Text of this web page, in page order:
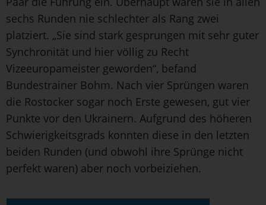
sechs Runden nie schlechter als Rang zwei
platziert. „Sie sind stark gesprungen mit sehr guter
Synchronität und hier völlig zu Recht
Vizeeuropameister geworden“, befand
Bundestrainer Bohm. Nach vier Sprüngen waren
die Rostocker sogar noch Erste gewesen, gut vier
Punkte vor den Ukrainern. Aufgrund des höheren
Schwierigkeitsgrads konnten diese in den letzten
beiden Runden (und obwohl ihre Sprünge nicht
perfekt waren) aber noch vorbeiziehen.